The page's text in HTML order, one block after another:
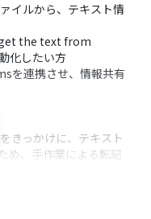
イルから、テキスト情
get the text from
化したい方
を連携させ、情報共有
きっかけに、テキスト
め、手作業による転記